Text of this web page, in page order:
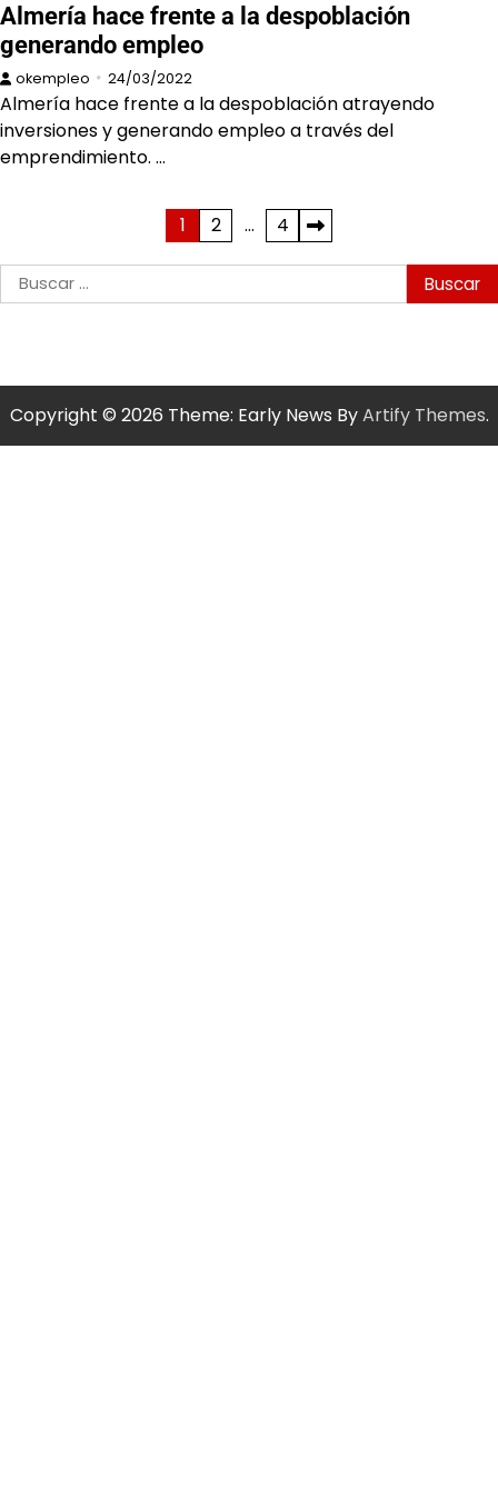
Almería hace frente a la despoblación
generando empleo
okempleo 24/03/2022
Almería hace frente a la despoblación atrayendo
inversiones y generando empleo a través del
emprendimiento. …
de
entradas
1 2 …
4
Buscar:
Copyright © 2026 Theme: Early News ByArtify Themes.